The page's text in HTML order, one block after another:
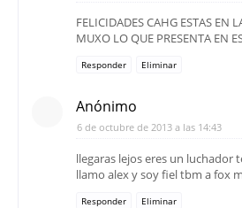
FELICIDADES CAHG ESTAS EN
MUXO LO QUE PRESENTA EN
Responder Eliminar
Anónimo
6 de octubre de 2013 a las 14:43
llegaras lejos eres un luchador
llamo alex y soy fiel tbm a fox
Responder Eliminar